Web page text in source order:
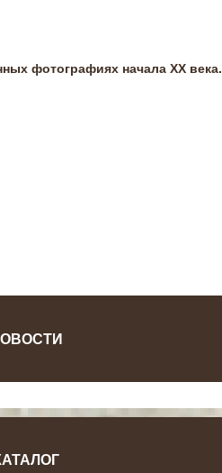
фотографиях начала ХХ века.